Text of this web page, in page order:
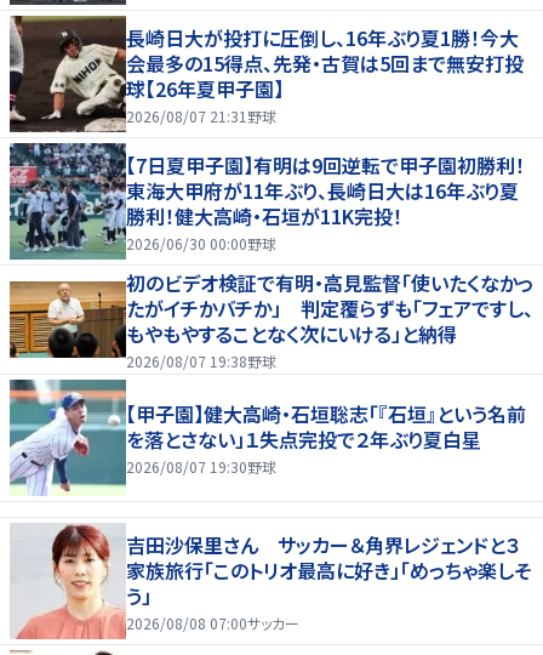
長崎日大が投打に圧倒し、16年ぶり夏1勝！今大
会最多の15得点、先発・古賀は5回まで無安打投
球【26年夏甲子園】
2026/08/07 21:31 野球
【7日夏甲子園】有明は9回逆転で甲子園初勝利！
東海大甲府が11年ぶり、長崎日大は16年ぶり夏
勝利！健大高崎・石垣が11K完投！
2026/06/30 00:00野球
初のビデオ検証で有明・高見監督「使いたくなかっ
たがイチかバチか」 判定覆らずも「フェアですし、
もやもやすることなく次にいける」と納得
2026/08/07 19:38野球
【甲子園】健大高崎・石垣聡志「『石垣』という名前
を落とさない」１失点完投で２年ぶり夏白星
2026/08/07 19:30野球
吉田沙保里さん サッカー＆角界レジェンドと３
家族旅行「このトリオ最高に好き」「めっちゃ楽しそ
う」
2026/08/08 07:00サッカー